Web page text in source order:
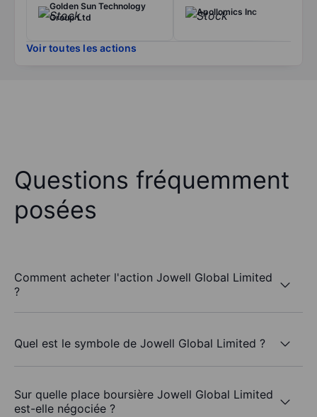
Golden Sun Technology
Group Ltd
Apollomics Inc
Voir toutes les actions
Questions fréquemment
posées
Comment acheter l'action Jowell Global Limited
?
Quel est le symbole de Jowell Global Limited ?
Sur quelle place boursière Jowell Global Limited
est-elle négociée ?